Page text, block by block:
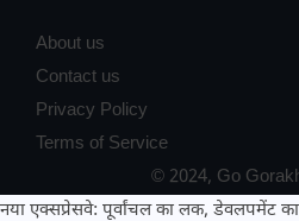
About us
Contact us
Privacy Policy
Terms of Service
© 2024, Go
नया एक्सप्रेसवे: पूर्वांचल का लक, डेवलपमेंट